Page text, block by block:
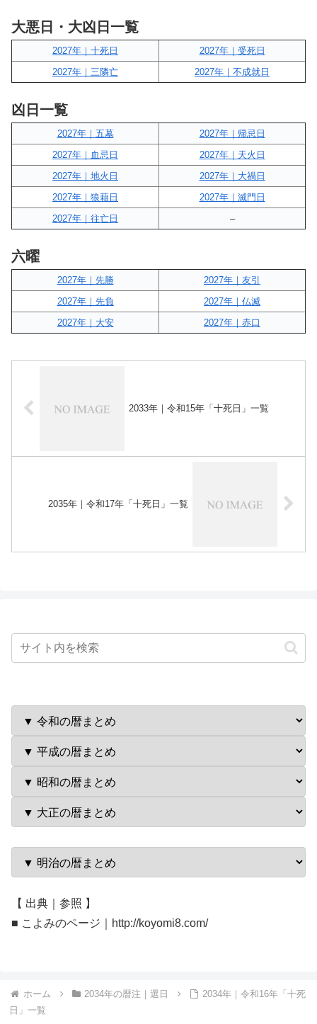
大悪日・大凶日一覧
2027年｜十死日
2027年｜受死日
2027年｜三隣亡
2027年｜不成就日
凶日一覧
2027年｜五墓
2027年｜帰忌日
2027年｜血忌日
2027年｜天火日
2027年｜地火日
2027年｜大禍日
2027年｜狼藉日
2027年｜滅門日
2027年｜往亡日
–
六曜
2027年｜先勝
2027年｜友引
2027年｜先負
2027年｜仏滅
2027年｜大安
2027年｜赤口
2033年｜令和15年「十死日」一覧
2035年｜令和17年「十死日」一覧
【 出典｜参照 】
■ こよみのページ｜http://koyomi8.com/
ホーム 2034年の暦注｜選日
2034年｜令和16年「十死
日」一覧